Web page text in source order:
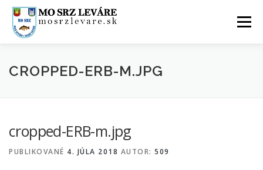
Prejsť
obsah
Menu
ÚVOD AKTUALITY O NÁS
CROPPED-ERB-M.JPG
cropped-ERB-m.jpg
PUBLIKOVANÉ 4. JÚLA 2018 AUTOR: 509